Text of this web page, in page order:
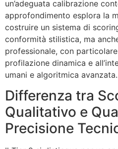
un’adeguata calibrazione
approfondimento esplora la
costruire un sistema di
conformità stilistica, ma
professionale, con
profilazione dinamica e
umani e algoritmica avanzata.
Differenza tra
Qualitativo e
Precisione